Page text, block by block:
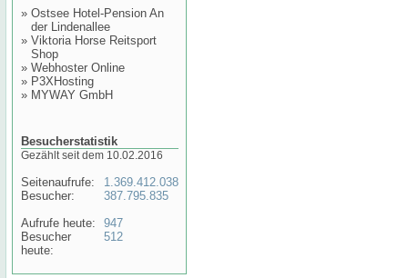
» Ostsee Hotel-Pension An
der Lindenallee
» Viktoria Horse Reitsport
Shop
» Webhoster Online
» P3XHosting
» MYWAY GmbH
Besucherstatistik
Gezählt seit dem 10.02.2016
Seitenaufrufe:
Besucher:
Aufrufe heute:
Besucher
heute:
1.369.412.038
387.795.835
947
512